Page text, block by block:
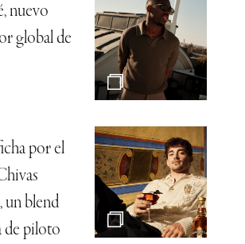
nuevo
global de
por el
un blend
de piloto